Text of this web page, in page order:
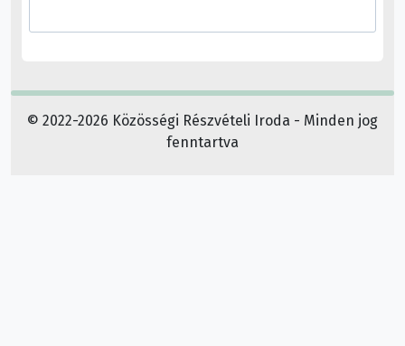
© 2022-2026 Közösségi Részvételi Iroda - Minden jog
fenntartva